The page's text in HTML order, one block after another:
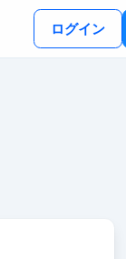
ログイン